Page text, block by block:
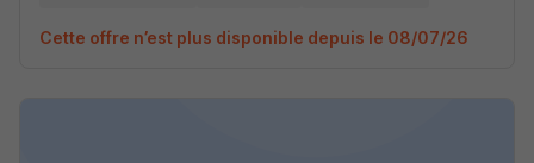
Cette offre n’est plus disponible depuis le 08/07/26